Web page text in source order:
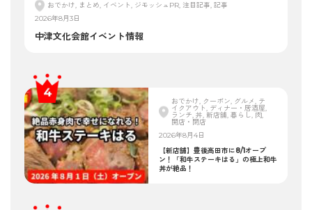
おでかけ, まとめ, イベント, ジモッシュPR, 注目記事, 記事
2026年8月3日
中津文化会館イベント情報
おでかけ, クーポン, グルメ, テ
イクアウト, ディナー・居酒屋,
ランチ, 丼, 新店舗, 暮らし, 肉,
開店・閉店
2026年8月4日
【新店舗】豊後高田市に8/1オープ
ン！「和牛ステーキはる」の極上和牛
丼が絶品！